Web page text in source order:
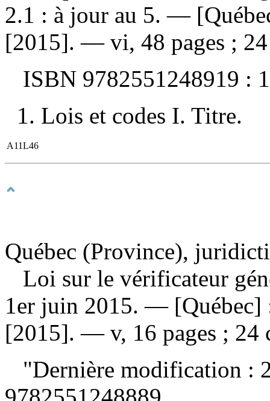
2.1 : à jour au 5. —
[2015]. — vi, 48 pages ;
ISBN 9782551248919 :
1. Lois et codes I. Titre.
A11L46
Québec (Province),
Loi sur le vérificateur
1er juin 2015. — [Québec]
[2015]. — v, 16 pages ; 24
"Dernière modification